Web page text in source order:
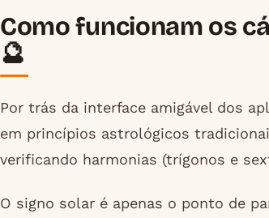
Como funcionam os
🔮
Por trás da interface amigável dos
em princípios astrológicos
verificando harmonias (trígonos e
O signo solar é apenas o ponto de